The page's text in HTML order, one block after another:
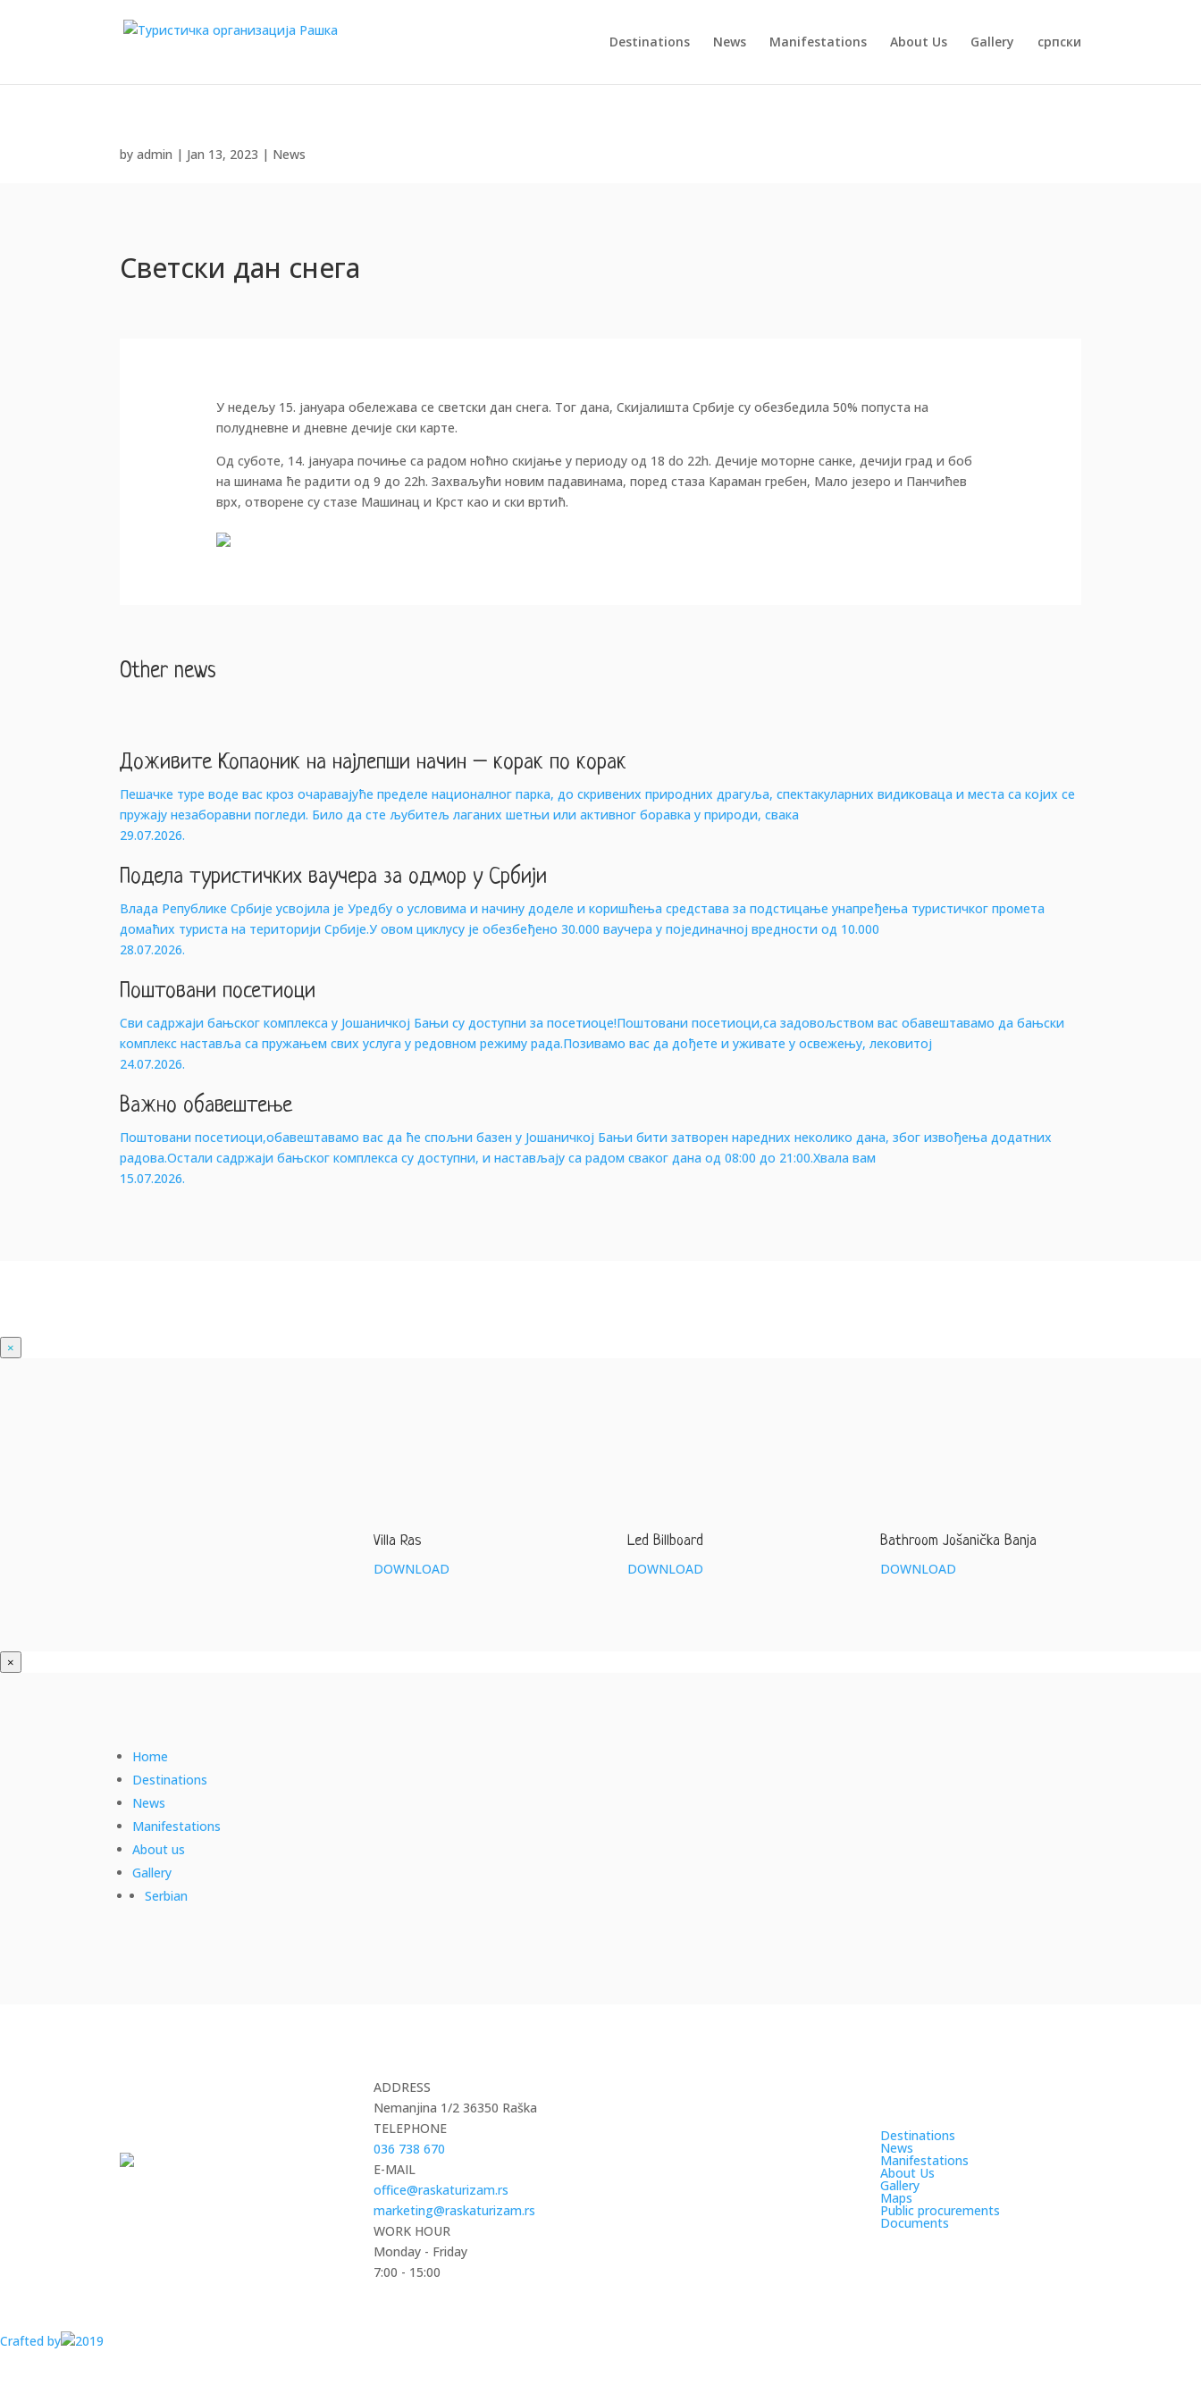
Destinations News Manifestations About Us Gallery српски
byadmin | Jan 13, 2023 | News
Светски дан снега
У недељу 15. јануара обележава се светски дан снега. Тог дана, Скијалишта Србије су обезбедила 50% попуста на
полудневне и дневне дечије ски карте.
Од суботе, 14. јануара почиње са радом ноћно скијање у периоду од 18 do 22h. Дечије моторне санке, дечији град и боб
на шинама ће радити од 9 до 22h. Захваљући новим падавинама, поред стаза Караман гребен, Мало језеро и Панчићев
врх, отворене су стазе Машинац и Крст као и ски вртић.
Other news
Доживите Копаоник на најлепши начин – корак по корак
Пешачке туре воде вас кроз очаравајуће пределе националног парка, до скривених природних драгуља, спектакуларних видиковаца и места са којих се
пружају незаборавни погледи. Било да сте љубитељ лаганих шетњи или активног боравка у природи, свака
29.07.2026.
Подела туристичких ваучера за одмор у Србији
Влада Републике Србије усвојила је Уредбу о условима и начину доделе и коришћења средстава за подстицање унапређења туристичког промета
домаћих туриста на територији Србије.У овом циклусу је обезбеђено 30.000 ваучера у појединачној вредности од 10.000
28.07.2026.
Поштовани посетиоци
Сви садржаји бањског комплекса у Јошаничкој Бањи су доступни за посетиоце!Поштовани посетиоци,са задовољством вас обавештавамо да бањски
комплекс наставља са пружањем свих услуга у редовном режиму рада.Позивамо вас да дођете и уживате у освежењу, лековитој
24.07.2026.
Важно обавештење
Поштовани посетиоци,обавештавамо вас да ће спољни базен у Јошаничкој Бањи бити затворен наредних неколико дана, због извођења додатних
радова.Остали садржаји бањског комплекса су доступни, и настављају са радом сваког дана од 08:00 до 21:00.Хвала вам
15.07.2026.
×
Villa Ras
DOWNLOAD
Led Billboard
DOWNLOAD
Bathroom Jošanička Banja
DOWNLOAD
×
Home
Destinations
News
Manifestations
About us
Gallery
Serbian
ADDRESS
Nemanjina 1/2 36350 Raška
TELEPHONE
036 738 670
E-MAIL
office@raskaturizam.rs
marketing@raskaturizam.rs
WORK HOUR
Monday - Friday
7:00 - 15:00
Destinations
News
Manifestations
About Us
Gallery
Maps
Public procurements
Documents
Crafted by 2019